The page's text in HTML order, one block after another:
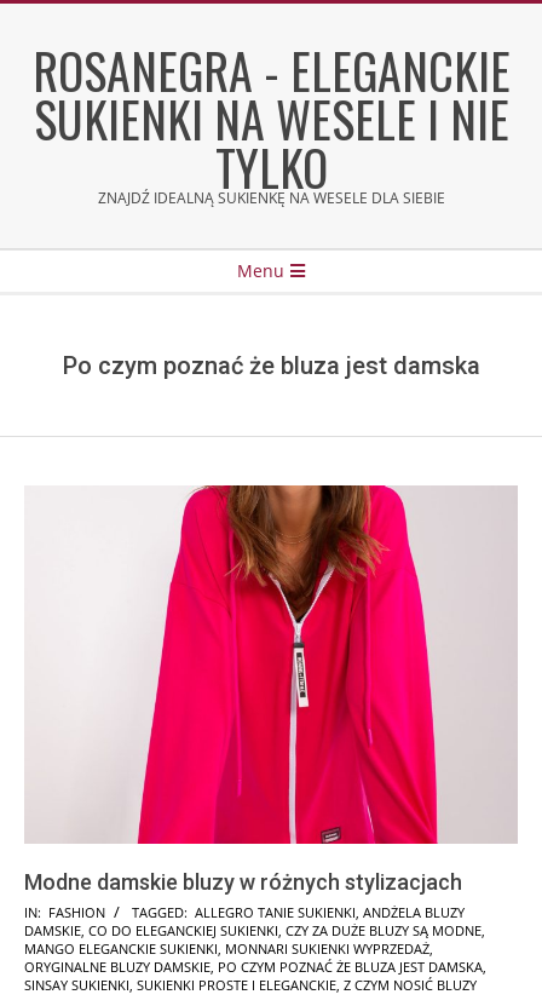
contentROSANEGRA - ELEGANCKIE
SUKIENKI NA WESELE I NIE
TYLKO
ZNAJDŹ IDEALNĄ SUKIENKĘ NA WESELE DLA SIEBIE
Menu
Po czym poznać że bluza jest damska
Modne damskie bluzy w różnych stylizacjach
2025-
12-
01
IN: FASHION TAGGED: ALLEGRO TANIE SUKIENKI ANDŻELA BLUZY
DAMSKIE CO DO ELEGANCKIEJ SUKIENKI CZY ZA DUŻE BLUZY SĄ MODNE
MANGO ELEGANCKIE SUKIENKI MONNARI SUKIENKI WYPRZEDAŻ
ORYGINALNE BLUZY DAMSKIE PO CZYM POZNAĆ ŻE BLUZA JEST DAMSKA
SINSAY SUKIENKI SUKIENKI PROSTE I ELEGANCKIE Z CZYM NOSIĆ BLUZY